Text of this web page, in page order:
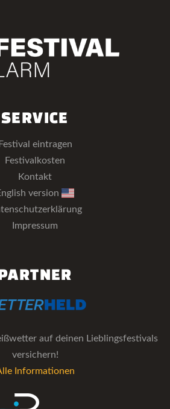
SERVICE
Festival eintragen
Festivalkosten
Kontakt
version
Impressum
auf deinen Lieblingsfestivals
versichern!
Informationen